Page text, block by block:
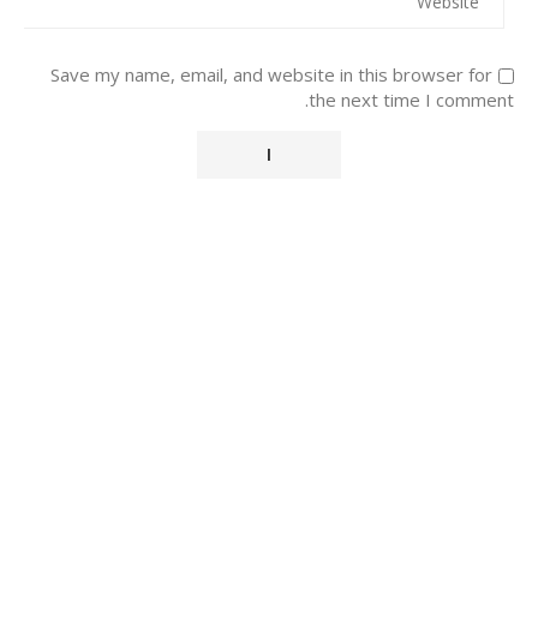
Save my name, email, and website in this browser for
the next time I comment.